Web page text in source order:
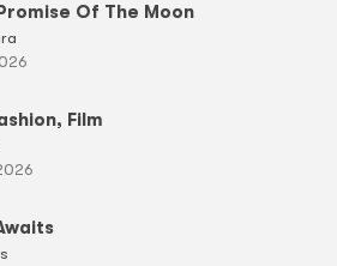
Of The Moon
Film